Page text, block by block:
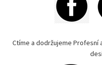
Ctíme a dodržujeme